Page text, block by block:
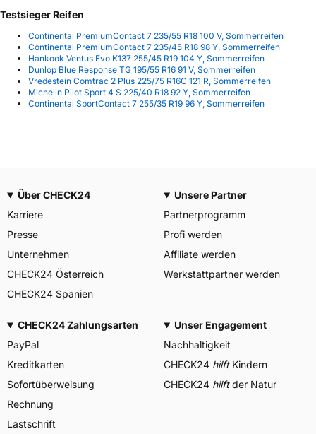
Testsieger Reifen
Continental PremiumContact 7 235/55 R18 100 V, Sommerreifen
Continental PremiumContact 7 235/45 R18 98 Y, Sommerreifen
Hankook Ventus Evo K137 255/45 R19 104 Y, Sommerreifen
Dunlop Blue Response TG 195/55 R16 91 V, Sommerreifen
Vredestein Comtrac 2 Plus 225/75 R16C 121 R, Sommerreifen
Michelin Pilot Sport 4 S 225/40 R18 92 Y, Sommerreifen
Continental SportContact 7 255/35 R19 96 Y, Sommerreifen
Über CHECK24
Karriere
Presse
Unternehmen
CHECK24 Österreich
CHECK24 Spanien
Unsere Partner
Partnerprogramm
Profi werden
Affiliate werden
Werkstattpartner werden
CHECK24 Zahlungsarten
PayPal
Kreditkarten
Sofortüberweisung
Rechnung
Lastschrift
Unser Engagement
Nachhaltigkeit
CHECK24 hilftKindern
CHECK24 hilftder Natur